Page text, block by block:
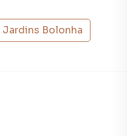
Jardins Bolonha